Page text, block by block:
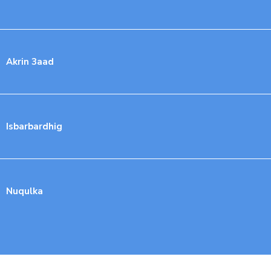
Akrin 3aad
Isbarbardhig
Nuqulka